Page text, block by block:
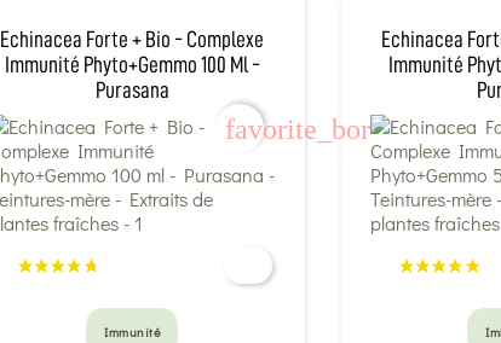
Echinacea Forte + Bio - Complexe
Immunité Phyto+Gemmo 100 Ml -
Purasana
Immunité
favorite_border
Echinacea
Immunité